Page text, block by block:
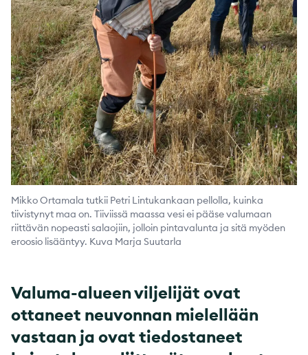
Mikko Ortamala tutkii Petri Lintukankaan pellolla, kuinka
tiivistynyt maa on. Tiiviissä maassa vesi ei pääse valumaan
riittävän nopeasti salaojiin, jolloin pintavalunta ja sitä myöden
eroosio lisääntyy. Kuva Marja Suutarla
Valuma-alueen viljelijät ovat
ottaneet neuvonnan mielellään
vastaan ja ovat tiedostaneet